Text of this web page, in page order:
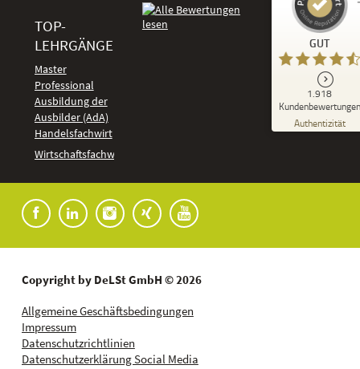
TOP-
LEHRGÄNGE
Master
Professional
Ausbildung der
Ausbilder (AdA)
Handelsfachwirt
Wirtschaftsfachwirt
GUT
1.918
Kundenbewertungen
Authentizität
Kundenbewertungen und Erfahrungen zu
DeLSt - Deutsches eLearning Studieninstitut
92
%
Empfehlungen auf
ProvenExpert.com
anderen Quellen
Copyright by DeLSt GmbH © 2026
Allgemeine Geschäftsbedingungen
Impressum
Datenschutzrichtlinien
Datenschutzerklärung Social Media